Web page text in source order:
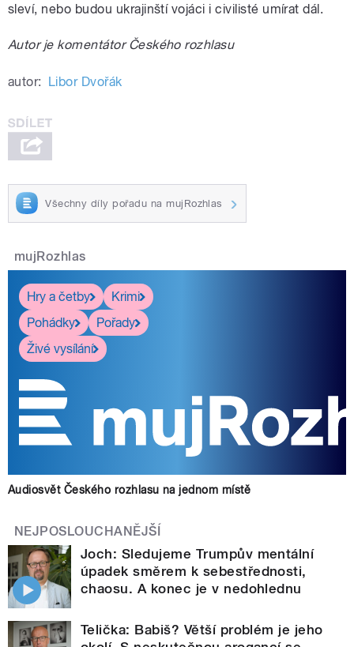
sleví, nebo budou ukrajinští vojáci i civilisté umírat dál.
Autor je komentátor Českého rozhlasu
autor: Libor Dvořák
Všechny díly pořadu na mujRozhlas
mujRozhlas
Hry a četby
Krimi
Pohádky
Pořady
Živé vysílání
Audiosvět Českého rozhlasu na jednom místě
NEJPOSLOUCHANĚJŠÍ
Joch: Sledujeme Trumpův mentální
úpadek směrem k sebestřednosti,
chaosu. A konec je v nedohlednu
Telička: Babiš? Větší problém je jeho